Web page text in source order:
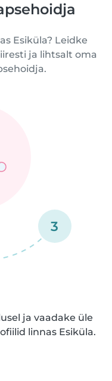
Esiküla? Leidke
ja lihtsalt oma
3
ja vaadake üle
linnas Esiküla.